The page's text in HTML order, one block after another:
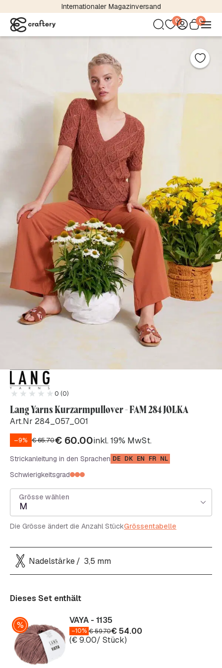
Internationaler Magazinversand
0 0
0 (0)
Lang Yarns Kurzarmpullover - FAM 284 JOLKA
Art.Nr 284_057_001
–9% €65.70€ 60.00inkl. 19% MwSt.
Strickanleitung in den Sprachen DE DK EN FR NL
Schwierigkeitsgrad
Grösse wählen
M
Die Grösse ändert die Anzahl StückGrössentabelle
Nadelstärke 3,5 mm
Dieses Set enthält
VAYA - 1135
–10% €59.70€54.00
(€9.00/ Stück)